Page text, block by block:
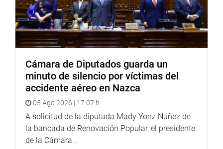
PRENSA CONGRESO
Puede encontrar más información en nuestra página web
y redes sociales.
http://www.congreso.gob.pe/
https://www.facebook.com/congresodelarepublicadelperu?
fref=ts
Cámara de Diputados guarda un
minuto de silencio por víctimas del
accidente aéreo en Nazca
05 Ago 2026 | 17:07 h
A solicitud de la diputada Mady Yonz Núñez de
la bancada de Renovación Popular, el presidente
de la Cámara...